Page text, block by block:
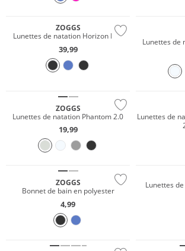
ZOGGS
Lunettes de natation Horizon Flex
39,99
Lunettes de
ZOGGS
Lunettes de natation Phantom 2.0
19,99
Lunettes de
ZOGGS
Bonnet de bain en polyester
4,99
Lunettes